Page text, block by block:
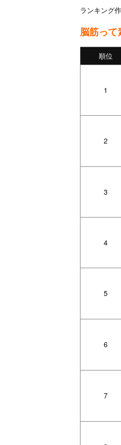
ランキング
脳筋って
順位
1
2
3
4
5
6
7